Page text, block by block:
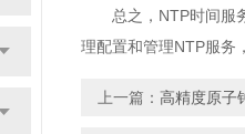
总之，NTP时间服
理配置和管理NTP服务
上一篇： 高精度原子